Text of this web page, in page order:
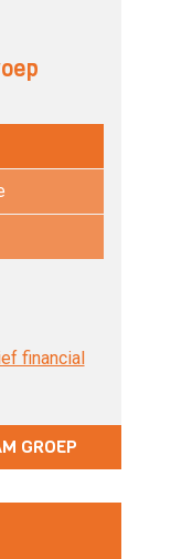
financial
GROEP